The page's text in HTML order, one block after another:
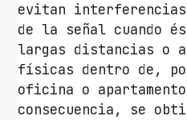
evitan
de la señal cuando
largas distancias o
físicas dentro de,
oficina o
consecuencia, se